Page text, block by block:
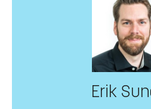
Erik